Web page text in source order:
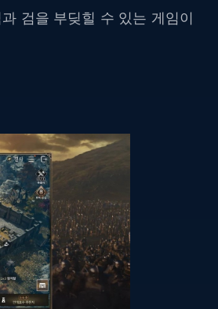
검을 부딪힐 수 있는 게임이